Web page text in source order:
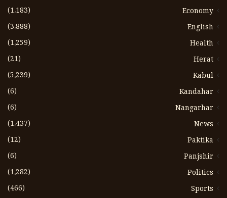
Economy
(1،183)
English
(3،888)
Health
(1،259)
Herat
(21)
Kabul
(5،239)
Kandahar
(6)
Nangarhar
(6)
News
(1،437)
Paktika
(12)
Panjshir
(6)
Politics
(1،282)
Sports
(466)